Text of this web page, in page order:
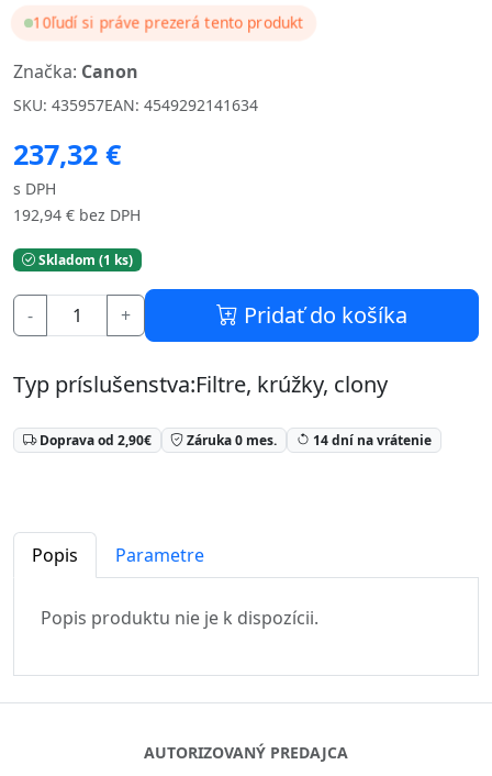
10ľudí si práve prezerá tento produkt
Značka: Canon
SKU: 435957EAN: 4549292141634
237,32 €
s DPH
192,94 € bez DPH
Skladom (1 ks)
- + Pridať do košíka
Typ príslušenstva:Filtre, krúžky, clony
Doprava od 2,90€ Záruka 0 mes. 14 dní na vrátenie
Popis Parametre
Popis produktu nie je k dispozícii.
AUTORIZOVANÝ PREDAJCA